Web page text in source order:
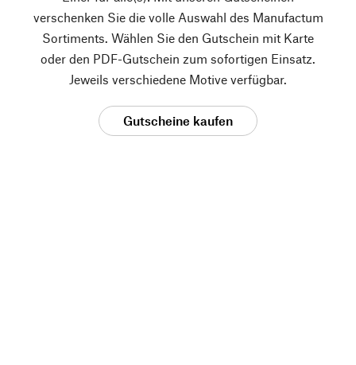
verschenken Sie die volle Auswahl des Manufactum
Sortiments. Wählen Sie den Gutschein mit Karte
oder den PDF-Gutschein zum sofortigen Einsatz.
Jeweils verschiedene Motive verfügbar.
Gutscheine kaufen